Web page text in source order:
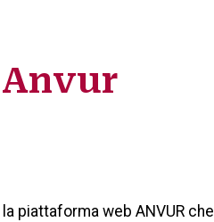
piattaforma web ANVUR che